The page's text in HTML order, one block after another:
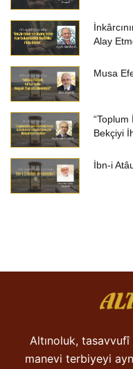
Alay
Musa
Bekçiyi
İbn-i
Altınoluk,
manevi terbiyeyi